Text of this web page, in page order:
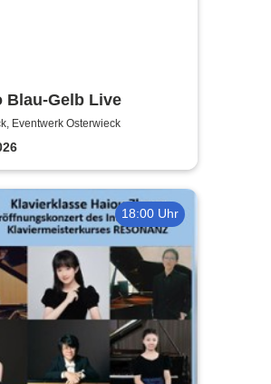
Blau-Gelb Live
Eventwerk Osterwieck
18:00 Uhr